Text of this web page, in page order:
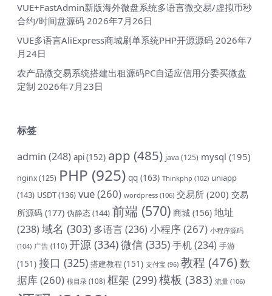
VUE+FastAdmin新版海外微盘系统多语言微交易/虚拟币秒
合约/时间盘源码 2026年7月26日
VUE多语言AliExpress商城刷单系统PHP开源源码 2026年7
月24日
农产品微交易系统搭建出租源码PC自适应信用分委买微盘
定制 2026年7月23日
标签
admin (248) api(152) app (485) java (125) mysql (195)
nginx(125) PHP (925) qq (163) Thinkphp (102) uniapp
(143) USDT(136) vue(260) wordpress (106) 交易所 (200) 交易
所源码 (177) 伪静态(144) 前端 (570) 商城 (156) 地址
(238)域名 (303) 多语言(236) 小程序(267) 小程序源码
(104) 广告 (110) 开源 (334)微信 (335)手机(234) 手游
(151) 接口 (325) 搭建教程 (151) 支付宝 (96) 教程 (476)数
据库(260) 根目录 (108) 框架 (299)模板 (383) 流量 (106)